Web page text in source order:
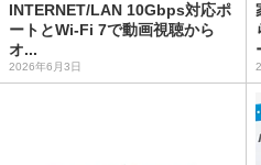
INTERNET/LAN 10Gbps対応ポ
ートとWi-Fi 7で動画視聴から
オ...
2026年6月3日